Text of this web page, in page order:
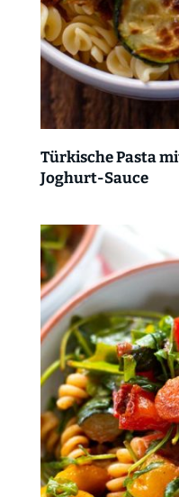
Türkische Pasta
Joghurt-Sauce